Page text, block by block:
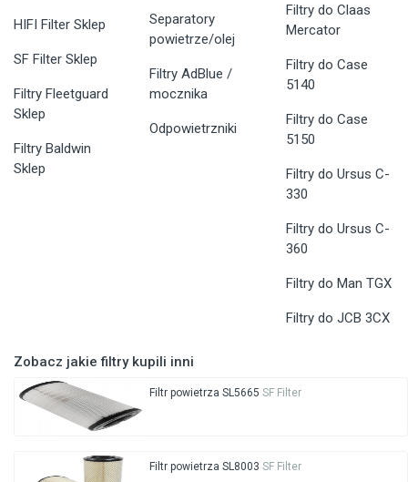
HIFI Filter Sklep
SF Filter Sklep
Filtry Fleetguard
Sklep
Filtry Baldwin
Sklep
Separatory
powietrze/olej
Filtry AdBlue /
mocznika
Odpowietrzniki
Filtry do Claas
Mercator
Filtry do Case
5140
Filtry do Case
5150
Filtry do Ursus C-
330
Filtry do Ursus C-
360
Filtry do Man TGX
Filtry do JCB 3CX
Zobacz jakie filtry kupili inni
Filtr powietrza SL5665 SF Filter
Filtr powietrza SL8003 SF Filter